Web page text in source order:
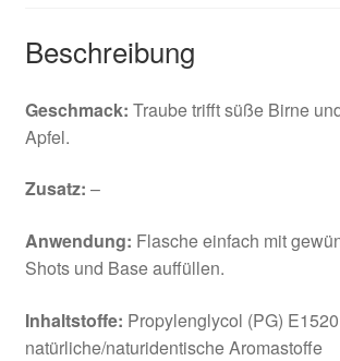
Beschreibung
Geschmack: Traube trifft süße Birne
Apfel.
Zusatz: –
Anwendung: Flasche einfach mit
Shots und Base auffüllen.
Inhaltstoffe: Propylenglycol (PG)
natürliche/naturidentische Aromastoffe